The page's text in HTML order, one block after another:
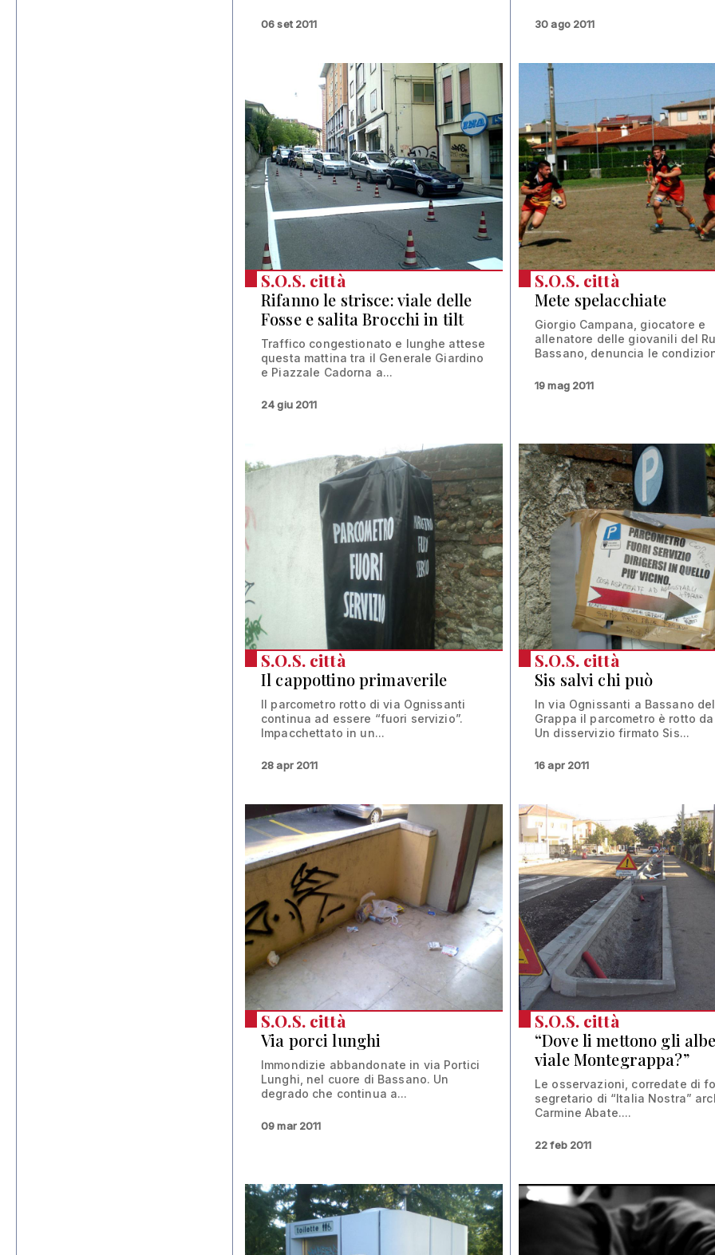
06 set 2011 30 ago 2011
S.O.S. città
Rifanno le strisce: viale delle
Fosse e salita Brocchi in tilt
Traffico congestionato e lunghe attese
questa mattina tra il Generale Giardino
e Piazzale Cadorna a...
24 giu 2011
S.O.S. città
Mete spelacchiate
Giorgio Campana, giocatore e
allenatore delle giovanili del
Bassano, denuncia le
19 mag 2011
S.O.S. città
Il cappottino primaverile
Il parcometro rotto di via Ognissanti
continua ad essere “fuori servizio”.
Impacchettato in un...
28 apr 2011
S.O.S. città
Sis salvi chi può
In via Ognissanti a Bassano del
Grappa il parcometro è rotto
Un disservizio firmato Sis...
16 apr 2011
S.O.S. città
Via porci lunghi
Immondizie abbandonate in via Portici
Lunghi, nel cuore di Bassano. Un
degrado che continua a...
09 mar 2011
S.O.S. città
“Dove li mettono gli
viale Montegrappa?”
Le osservazioni, corredate di
segretario di “Italia Nostra”
Carmine Abate....
22 feb 2011